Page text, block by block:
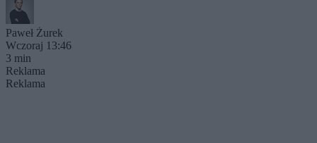
Paweł Żurek
Wczoraj 13:46
3 min
Reklama
Reklama